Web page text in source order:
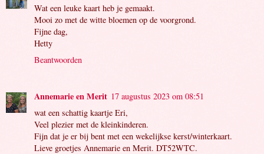
Wat een leuke kaart heb je gemaakt.
Mooi zo met de witte bloemen op de voorgrond.
Fijne dag,
Hetty
Beantwoorden
Annemarie en Merit 17 augustus 2023 om 08:51
wat een schattig kaartje Eri,
Veel plezier met de kleinkinderen.
Fijn dat je er bij bent met een wekelijkse kerst/winterkaart.
Lieve groetjes Annemarie en Merit. DT52WTC.